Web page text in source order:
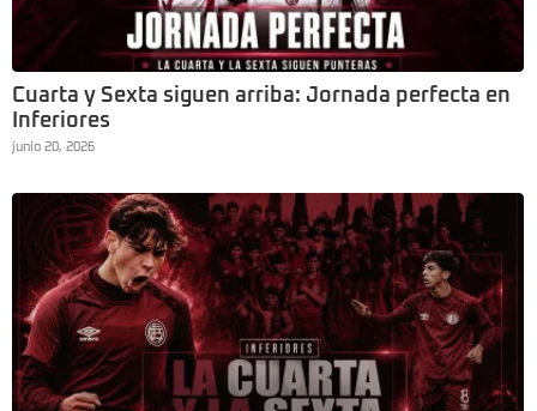
Cuarta y Sexta siguen arriba: Jornada perfecta en
Inferiores
junio 20, 2026